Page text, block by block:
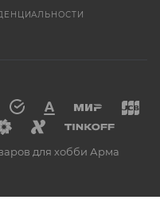
для хобби Арма